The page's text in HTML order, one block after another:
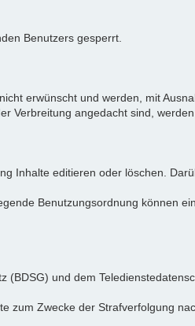
Benutzers gesperrt.
erwünscht und werden, mit
Verbreitung angedacht sind,
Inhalte editieren oder löschen.
Benutzungsordnung können
und dem
zum Zwecke der Strafverfolgung